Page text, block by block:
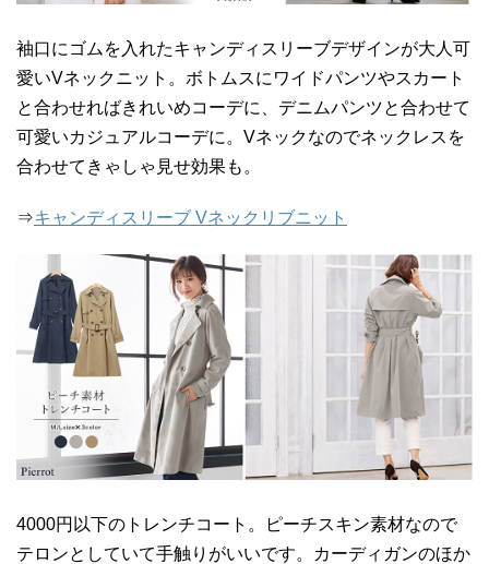
袖口にゴムを入れたキャンディスリーブデザインが大人可
愛いVネックニット。ボトムスにワイドパンツやスカート
と合わせればきれいめコーデに、デニムパンツと合わせて
可愛いカジュアルコーデに。Vネックなのでネックレスを
合わせてきゃしゃ見せ効果も。
⇒キャンディスリーブ Vネックリブニット
4000円以下のトレンチコート。ピーチスキン素材なので
テロンとしていて手触りがいいです。カーディガンのほか